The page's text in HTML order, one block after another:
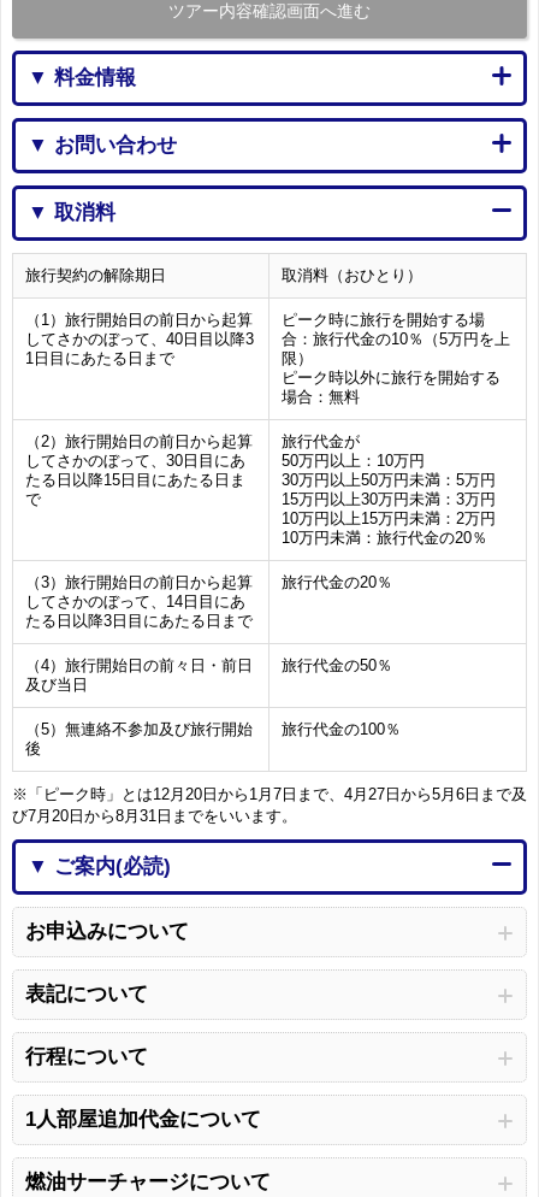
ツアー内容確認画面へ進む
▼ 料金情報
▼ お問い合わせ
▼ 取消料
旅行契約の解除期日 取消料（おひとり）
（1）旅行開始日の前日から起算
してさかのぼって、40日目以降3
1日目にあたる日まで
ピーク時に旅行を開始する場
合：旅行代金の10％（5万円を上
限）
ピーク時以外に旅行を開始する
場合：無料
（2）旅行開始日の前日から起算
してさかのぼって、30日目にあ
たる日以降15日目にあたる日ま
で
旅行代金が
50万円以上：10万円
30万円以上50万円未満：5万円
15万円以上30万円未満：3万円
10万円以上15万円未満：2万円
10万円未満：旅行代金の20％
（3）旅行開始日の前日から起算
してさかのぼって、14日目にあ
たる日以降3日目にあたる日まで
旅行代金の20％
（4）旅行開始日の前々日・前日
及び当日
旅行代金の50％
（5）無連絡不参加及び旅行開始
後
旅行代金の100％
※「ピーク時」とは12月20日から1月7日まで、4月27日から5月6日まで及
び7月20日から8月31日までをいいます。
▼ ご案内(必読)
お申込みについて
表記について
行程について
1人部屋追加代金について
燃油サーチャージについて